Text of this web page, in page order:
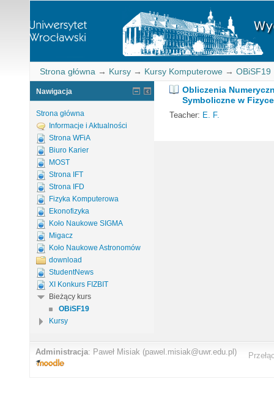
Strona główna → Kursy → Kursy Komputerowe → OBiSF19
Obliczenia
Symboliczne w
Teacher: E. F.
Nawigacja
Strona główna
Informacje i Aktualności
Strona WFiA
Biuro Karier
MOST
Strona IFT
Strona IFD
Fizyka Komputerowa
Ekonofizyka
Koło Naukowe SIGMA
Migacz
Koło Naukowe Astronomów
download
StudentNews
XI Konkurs FIZBIT
Bieżący kurs
OBiSF19
Kursy
Administracja: Paweł Misiak (pawel.misiak@uwr.edu.pl)